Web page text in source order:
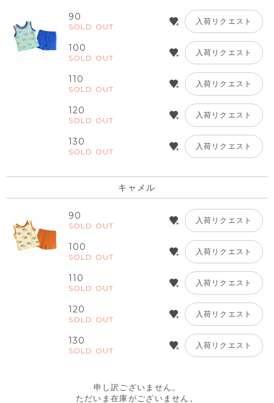
90
SOLD OUT
入荷リクエスト
100
SOLD OUT
入荷リクエスト
110
SOLD OUT
入荷リクエスト
120
SOLD OUT
入荷リクエスト
130
SOLD OUT
入荷リクエスト
キャメル
90
SOLD OUT
入荷リクエスト
100
SOLD OUT
入荷リクエスト
110
SOLD OUT
入荷リクエスト
120
SOLD OUT
入荷リクエスト
130
SOLD OUT
入荷リクエスト
申し訳ございません。
ただいま在庫がございません。